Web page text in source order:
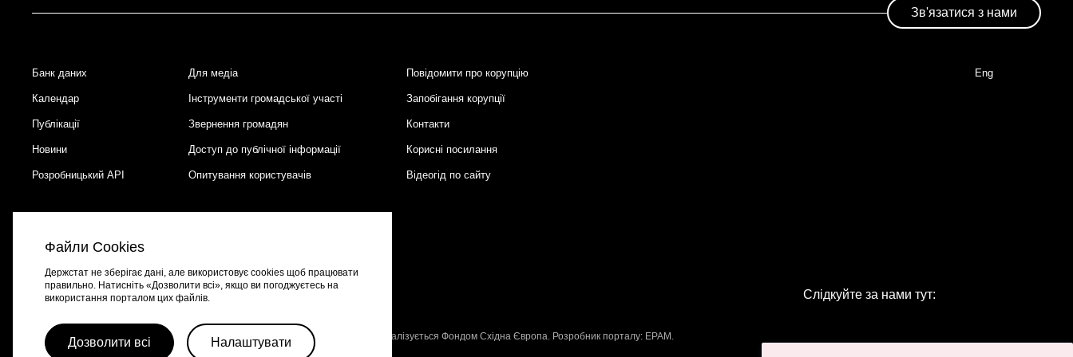
Зв'язатися з нами
Footer
Банк даних Для медіа Повідомити про корупцію
Календар Інструменти громадської участі Запобігання корупції
Публікації Звернення громадян Контакти
Новини Доступ до публічної інформації Корисні посилання
Розробницький API Опитування користувачів Відеогід по сайту
Eng
Портал створено за підтримки швейцарсько-української програми , що реалізується Фондом Східна Європа. Розробник порталу: EPAM .
Слідкуйте за нами тут:
Файли Cookies
Держстат не зберігає дані, але використовує cookies щоб працювати
правильно. Натисніть «Дозволити всі», якщо ви погоджуєтесь на
використання порталом цих файлів.
Дозволити всі Налаштувати